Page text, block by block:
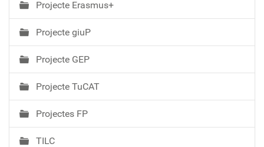
Projecte Erasmus+
Projecte giuP
Projecte GEP
Projecte TuCAT
Projectes FP
TILC